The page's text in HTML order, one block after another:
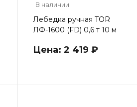
В наличии
Лебедка ручная TOR
ЛФ-1600 (FD) 0,6 т 10 м
Цена: 2 419 ₽